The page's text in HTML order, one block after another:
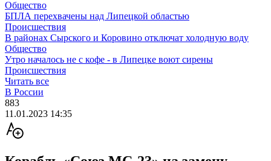
Общество
БПЛА перехвачены над Липецкой областью
Происшествия
В районах Сырского и Коровино отключат холодную воду
Общество
Утро началось не с кофе - в Липецке воют сирены
Происшествия
Читать все
В России
883
11.01.2023 14:35